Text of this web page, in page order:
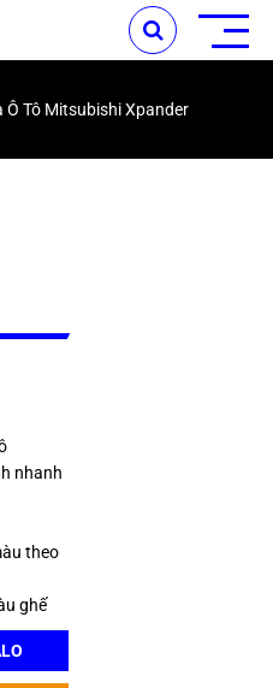
Ô Tô Mitsubishi Xpander
nhanh
theo
ghế